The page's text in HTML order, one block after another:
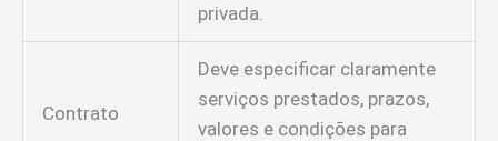
privada.
Contrato
Deve especificar claramente
serviços prestados, prazos,
valores e condições para